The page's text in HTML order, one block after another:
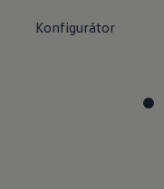
Konfigurátor